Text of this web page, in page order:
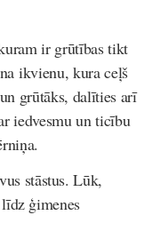
ir grūtības tikt
ikvienu, kura ceļš
grūtāks, dalīties arī
iedvesmu un ticību
stāstus. Lūk,
ģimenes